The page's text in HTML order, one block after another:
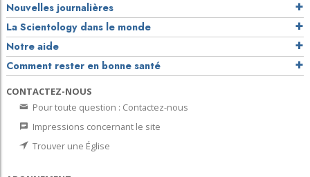
Nouvelles journalières
La Scientology dans le monde
Notre aide
Comment rester en bonne santé
CONTACTEZ-NOUS
Pour toute question : Contactez-nous
Impressions concernant le site
Trouver une Église